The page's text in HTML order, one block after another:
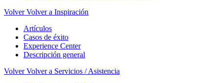
Volver Volver a Inspiración
Artículos
Casos de éxito
Experience Center
Descripción general
Volver Volver a Servicios / Asistencia